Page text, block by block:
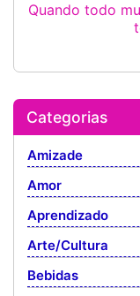
Quando todo
Categorias
Amizade
Amor
Aprendizado
Arte/Cultura
Bebidas